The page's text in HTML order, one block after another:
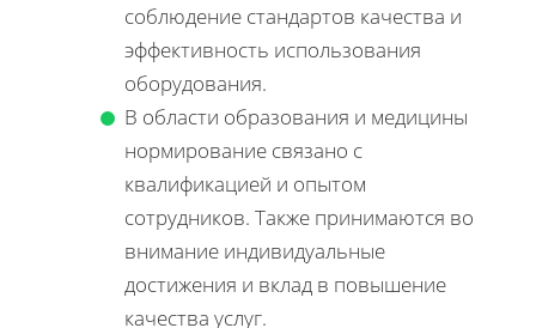
соблюдение стандартов качества и
эффективность использования
оборудования.
В области образования и медицины
нормирование связано с
квалификацией и опытом
сотрудников. Также принимаются во
внимание индивидуальные
достижения и вклад в повышение
качества услуг.